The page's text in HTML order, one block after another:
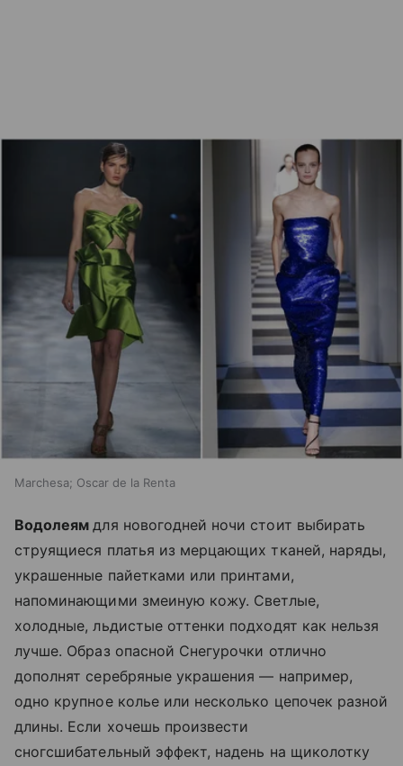
Marchesa; Oscar de la Renta
Водолеям для новогодней ночи стоит выбирать
струящиеся платья из мерцающих тканей, наряды,
украшенные пайетками или принтами,
напоминающими змеиную кожу. Светлые,
холодные, льдистые оттенки подходят как нельзя
лучше. Образ опасной Снегурочки отлично
дополнят серебряные украшения — например,
одно крупное колье или несколько цепочек разной
длины. Если хочешь произвести
сногсшибательный эффект, надень на щиколотку